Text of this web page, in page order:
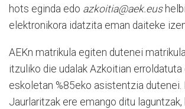
hots eginda edo azkoitia@aek.eus
elektronikora idatzita eman daiteke
AEKn matrikula egiten dutenei
itzuliko die udalak Azkoitian erroldatuta
eskoletan %85eko asistentzia dutenei.
Jaurlaritzak ere emango ditu